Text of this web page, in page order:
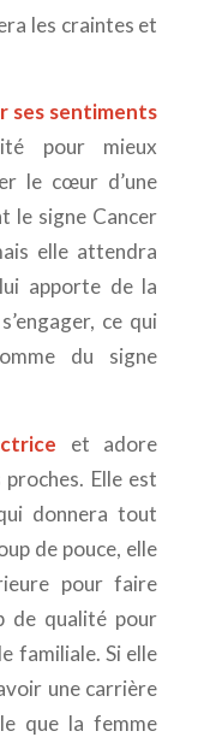
les craintes et
ses sentiments
pour mieux
le cœur d’une
le signe Cancer
elle attendra
apporte de la
ce qui
du signe
et adore
Elle est
donnera tout
de pouce, elle
pour faire
de qualité pour
familiale. Si elle
une carrière
que la femme